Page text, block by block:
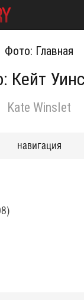
Фото: Главная
Кейт
Kate Winslet
навигация
)